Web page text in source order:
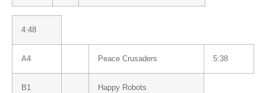
4:48
A4 Peace Crusaders 5:38
B1 Happy Robots